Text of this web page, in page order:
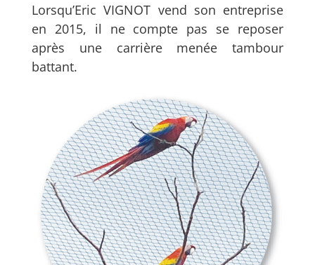
Lorsqu’Eric VIGNOT vend son entreprise
en 2015, il ne compte pas se reposer
après une carrière menée tambour
battant.